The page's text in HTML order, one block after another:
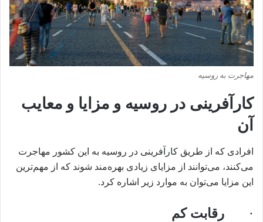
مهاجرت به روسیه
کارآفرینی در روسیه و مزایا و معایب
آن
افرادی که از طریق کارآفرینی در روسیه به این کشور مهاجرت
می‌کنند، می‌توانند از مزایای زیادی بهره‌مند شوند که از مهم‌ترین
این مزایا می‌توان به موارد زیر اشاره کرد.
· رقابت کم